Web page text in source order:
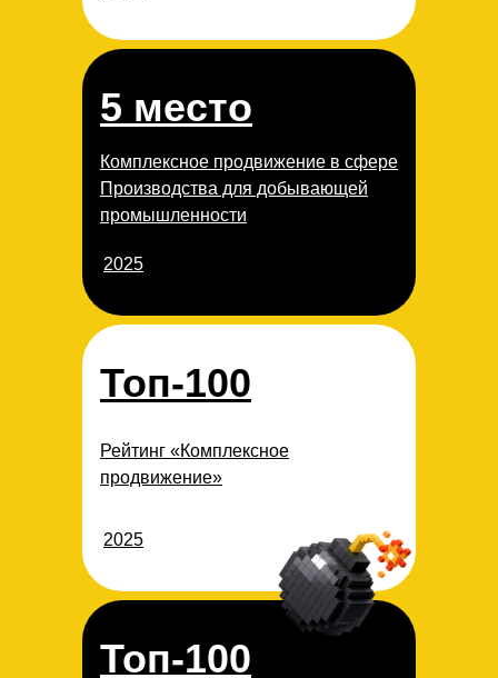
Топ-100
Рейтинг «Комплексное
продвижение»
2025
Топ-100
5 место
Комплексное продвижение в сфере
Производства для добывающей
промышленности
2025